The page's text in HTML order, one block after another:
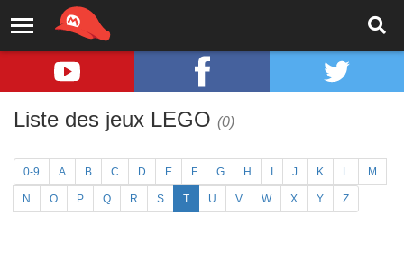
Liste des jeux LEGO (0)
0-9 A B C D E F G H J K L M
N O P Q R S T U V W X Y Z